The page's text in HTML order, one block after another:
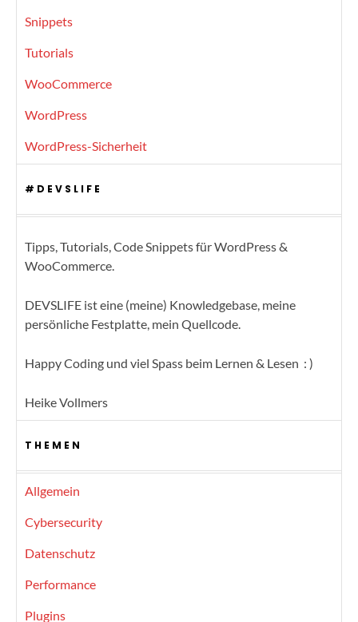
Snippets
Tutorials
WooCommerce
WordPress
WordPress-Sicherheit
#DEVSLIFE
Tipps, Tutorials, Code Snippets für WordPress &
WooCommerce.
DEVSLIFE ist eine (meine) Knowledgebase, meine
persönliche Festplatte, mein Quellcode.
Happy Coding und viel Spass beim Lernen & Lesen : )
Heike Vollmers
THEMEN
Allgemein
Cybersecurity
Datenschutz
Performance
Plugins